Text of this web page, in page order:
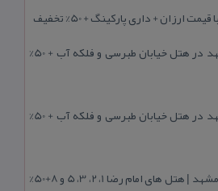
+ داری پارکینگ + 50% تخفیف
لیست هتل آپارتمان های مشهد در هتل خیابان طبرسی و فلکه آب + 50%
لیست هتل آپارتمان های مشهد در هتل خیابان طبرسی و فلکه آب + 50%
رزرو هتل در خیابان امام رضا مشهد | هتل‌ های امام رضا 1، 2، 3، 5 و 8+50%